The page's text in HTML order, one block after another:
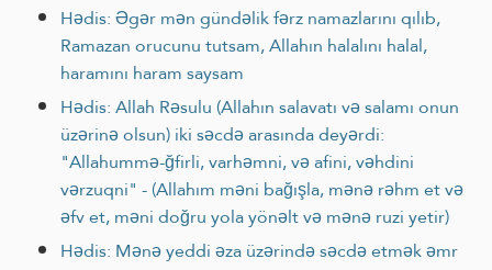
Hədis: Əgər mən gündəlik fərz namazlarını qılıb,
Ramazan orucunu tutsam, Allahın halalını halal,
haramını haram saysam
Hədis: Allah Rəsulu (Allahın salavatı və salamı onun
üzərinə olsun) iki səcdə arasında deyərdi:
"Allahummə-ğfirli, varhəmni, və afini, vəhdini
vərzuqni" - (Allahım məni bağışla, mənə rəhm et və
əfv et, məni doğru yola yönəlt və mənə ruzi yetir)
Hədis: Mənə yeddi əza üzərində səcdə etmək əmr